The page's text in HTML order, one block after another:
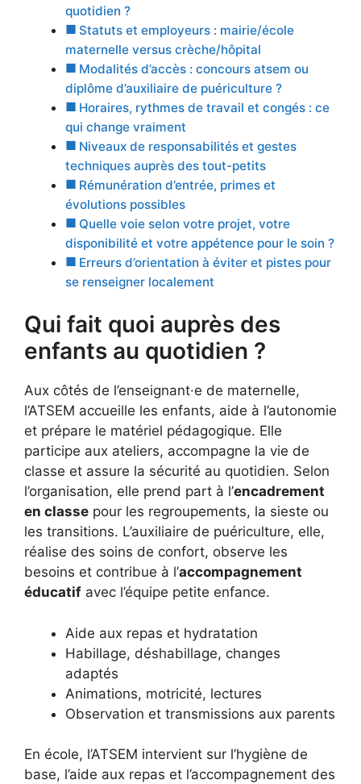
quotidien ?
Statuts et employeurs : mairie/école
maternelle versus crèche/hôpital
Modalités d’accès : concours atsem ou
diplôme d’auxiliaire de puériculture ?
Horaires, rythmes de travail et congés : ce
qui change vraiment
Niveaux de responsabilités et gestes
techniques auprès des tout-petits
Rémunération d’entrée, primes et
évolutions possibles
Quelle voie selon votre projet, votre
disponibilité et votre appétence pour le soin ?
Erreurs d’orientation à éviter et pistes pour
se renseigner localement
Qui fait quoi auprès des
enfants au quotidien ?
Aux côtés de l’enseignant·e de maternelle,
l’ATSEM accueille les enfants, aide à l’autonomie
et prépare le matériel pédagogique. Elle
participe aux ateliers, accompagne la vie de
classe et assure la sécurité au quotidien. Selon
l’organisation, elle prend part à l’encadrement
en classe pour les regroupements, la sieste ou
les transitions. L’auxiliaire de puériculture, elle,
réalise des soins de confort, observe les
besoins et contribue à l’accompagnement
éducatif avec l’équipe petite enfance.
Aide aux repas et hydratation
Habillage, déshabillage, changes
adaptés
Animations, motricité, lectures
Observation et transmissions aux parents
En école, l’ATSEM intervient sur l’hygiène de
base, l’aide aux repas et l’accompagnement des